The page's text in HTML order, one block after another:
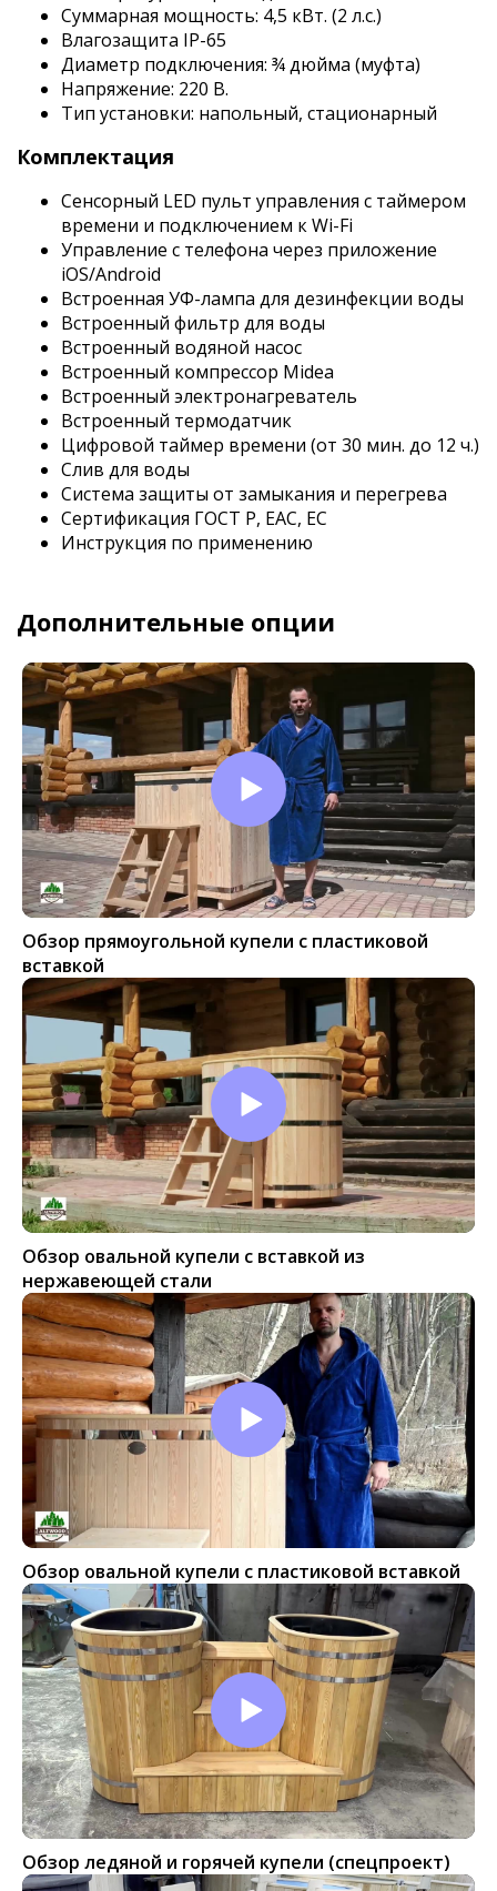
Суммарная мощность: 4,5 кВт. (2 л.с.)
Влагозащита IP-65
Диаметр подключения: ¾ дюйма (муфта)
Напряжение: 220 В.
Тип установки: напольный, стационарный
Комплектация
Сенсорный LED пульт управления с таймером
времени и подключением к Wi-Fi
Управление с телефона через приложение
iOS/Android
Встроенная УФ-лампа для дезинфекции воды
Встроенный фильтр для воды
Встроенный водяной насос
Встроенный компрессор Midea
Встроенный электронагреватель
Встроенный термодатчик
Цифровой таймер времени (от 30 мин. до 12 ч.)
Слив для воды
Система защиты от замыкания и перегрева
Сертификация ГОСТ Р, EAC, EC
Инструкция по применению
Дополнительные опции
Обзор прямоугольной купели с пластиковой
вставкой
Обзор овальной купели с вставкой из
нержавеющей стали
Обзор овальной купели с пластиковой вставкой
Обзор ледяной и горячей купели (спецпроект)